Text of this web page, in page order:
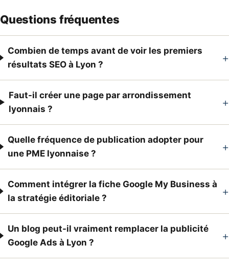
Questions fréquentes
Combien de temps avant de voir les premiers
résultats SEO à Lyon ?
+
Faut-il créer une page par arrondissement
lyonnais ?
+
Quelle fréquence de publication adopter pour
une PME lyonnaise ?
+
Comment intégrer la fiche Google My Business à
la stratégie éditoriale ?
+
Un blog peut-il vraiment remplacer la publicité
Google Ads à Lyon ?
+